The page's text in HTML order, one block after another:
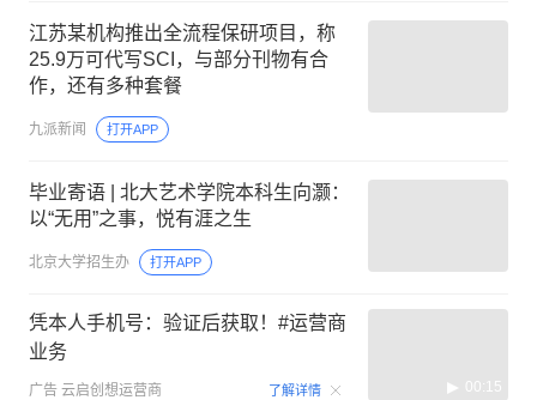
江苏某机构推出全流程保研项目，称
25.9万可代写SCI，与部分刊物有合
作，还有多种套餐
九派新闻 打开APP
毕业寄语 | 北大艺术学院本科生向灏：
以“无用”之事，悦有涯之生
北京大学招生办 打开APP
凭本人手机号：验证后获取！#运营商
业务
广告 云启创想运营商 了解详情 00:15